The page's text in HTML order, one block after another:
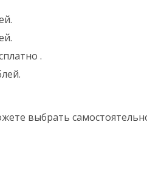
.
выбрать